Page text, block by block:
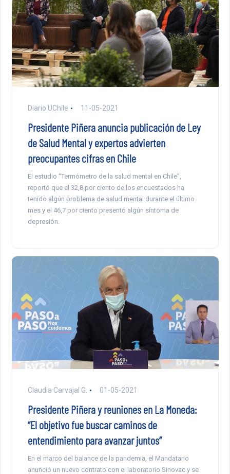
Diario UChile 11-05-2021
Presidente Piñera anuncia publicación de Ley
de Salud Mental y expertos advierten
preocupantes cifras en Chile
El estudio “Termómetro de la salud mental en Chile”,
reportó que el 32,8 por ciento de los encuestados ha
tenido algún problema de salud mental durante el último
mes y el 46,7 por ciento presentó algún síntoma de
depresión.
Claudia Carvajal G. 01-05-2021
Presidente Piñera y reuniones en La Moneda:
“El objetivo fue buscar caminos de
entendimiento para avanzar juntos”
En el marco del balance de la pandemia, el Mandatario
anunció un nuevo contrato con el laboratorio Sinovac y se